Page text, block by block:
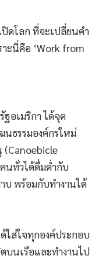
ดโลก ที่จะเปลี่ยนคำ
ะนี่คือ ‘Work from
อเมริกา ได้จุด
นธรรมองค์กรใหม่
(Canoebicle
คนทั่วได้ดื่มด่ำกับ
บ พร้อมกับทำงานได้
ใส่ใจทุกองค์ประกอบ
บนเรือและทำงานไป